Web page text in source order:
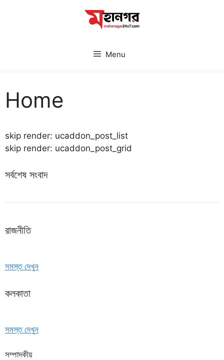
Menu
Home
skip render: ucaddon_post_list
skip render: ucaddon_post_grid
সর্বশেষ সংবাদ
রাজনীতি
সমস্ত দেখুন
কলকাতা
সমস্ত দেখুন
সম্পাদকীয়